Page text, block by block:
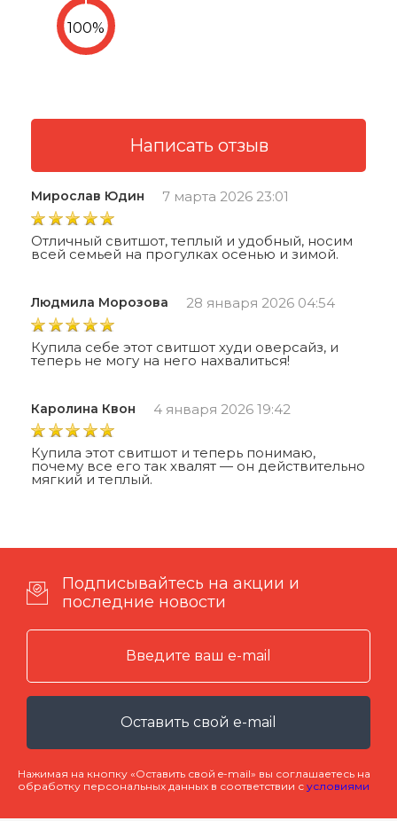
Мирослав Юдин 7 марта 2026 23:01
Отличный свитшот, теплый и удобный, носим
всей семьей на прогулках осенью и зимой.
Людмила Морозова 28 января 2026 04:54
Купила себе этот свитшот худи оверсайз, и
теперь не могу на него нахвалиться!
Каролина Квон 4 января 2026 19:42
Купила этот свитшот и теперь понимаю,
почему все его так хвалят — он действительно
мягкий и теплый.
Подписывайтесь на акции и
последние новости
Оставить свой e-mail
Нажимая на кнопку «Оставить свой e-mail» вы соглашаетесь на
обработку персональных данных в соответствии с условиями